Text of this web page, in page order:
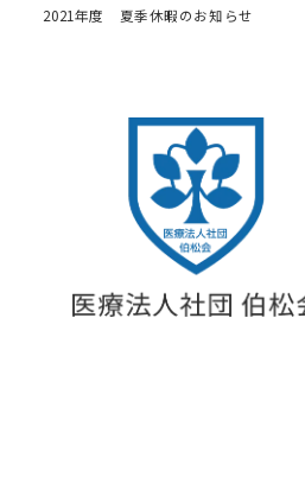
2021年度 夏季休暇のお知らせ